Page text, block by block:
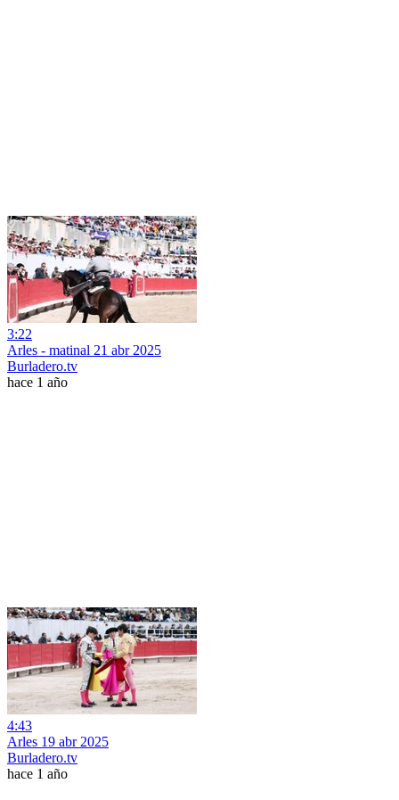
3:22
Arles - matinal 21 abr 2025
Burladero.tv
hace 1 año
4:43
Arles 19 abr 2025
Burladero.tv
hace 1 año